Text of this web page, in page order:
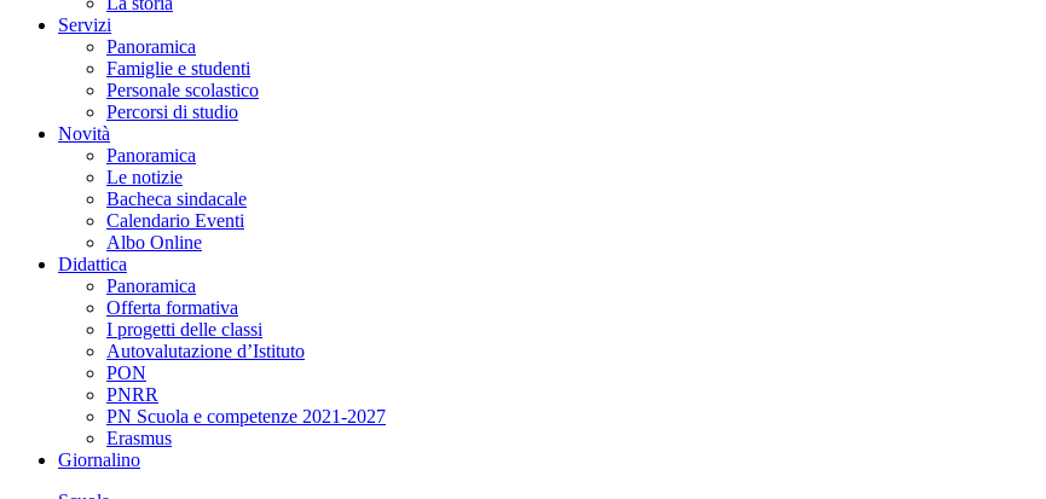
Servizi
Panoramica
Famiglie e studenti
Personale scolastico
Percorsi di studio
Novità
Panoramica
Le notizie
Bacheca sindacale
Calendario Eventi
Albo Online
Didattica
Panoramica
Offerta formativa
I progetti delle classi
Autovalutazione d’Istituto
PON
PNRR
PN Scuola e competenze 2021-2027
Erasmus
Giornalino